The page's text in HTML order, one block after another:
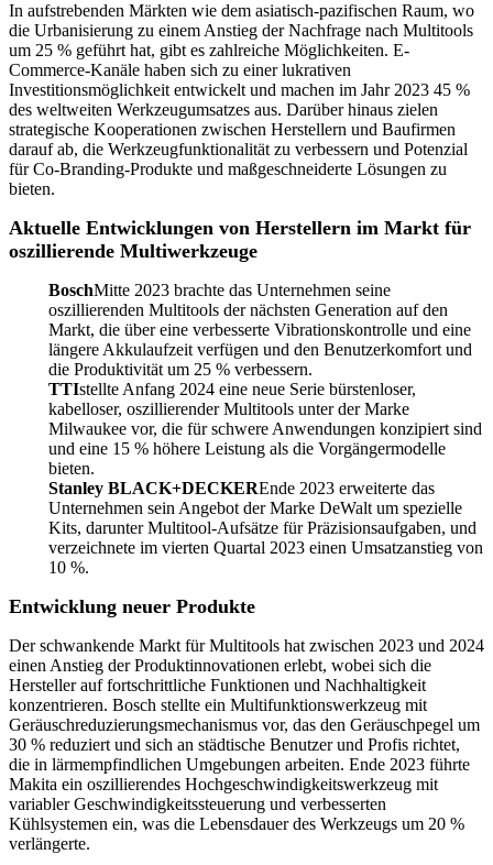
In aufstrebenden Märkten wie dem asiatisch-pazifischen Raum, wo
die Urbanisierung zu einem Anstieg der Nachfrage nach Multitools
um 25 % geführt hat, gibt es zahlreiche Möglichkeiten. E-
Commerce-Kanäle haben sich zu einer lukrativen
Investitionsmöglichkeit entwickelt und machen im Jahr 2023 45 %
des weltweiten Werkzeugumsatzes aus. Darüber hinaus zielen
strategische Kooperationen zwischen Herstellern und Baufirmen
darauf ab, die Werkzeugfunktionalität zu verbessern und Potenzial
für Co-Branding-Produkte und maßgeschneiderte Lösungen zu
bieten.
Aktuelle Entwicklungen von Herstellern im Markt für
oszillierende Multiwerkzeuge
BoschMitte 2023 brachte das Unternehmen seine
oszillierenden Multitools der nächsten Generation auf den
Markt, die über eine verbesserte Vibrationskontrolle und eine
längere Akkulaufzeit verfügen und den Benutzerkomfort und
die Produktivität um 25 % verbessern.
TTIstellte Anfang 2024 eine neue Serie bürstenloser,
kabelloser, oszillierender Multitools unter der Marke
Milwaukee vor, die für schwere Anwendungen konzipiert sind
und eine 15 % höhere Leistung als die Vorgängermodelle
bieten.
Stanley BLACK+DECKEREnde 2023 erweiterte das
Unternehmen sein Angebot der Marke DeWalt um spezielle
Kits, darunter Multitool-Aufsätze für Präzisionsaufgaben, und
verzeichnete im vierten Quartal 2023 einen Umsatzanstieg von
10 %.
Entwicklung neuer Produkte
Der schwankende Markt für Multitools hat zwischen 2023 und 2024
einen Anstieg der Produktinnovationen erlebt, wobei sich die
Hersteller auf fortschrittliche Funktionen und Nachhaltigkeit
konzentrieren. Bosch stellte ein Multifunktionswerkzeug mit
Geräuschreduzierungsmechanismus vor, das den Geräuschpegel um
30 % reduziert und sich an städtische Benutzer und Profis richtet,
die in lärmempfindlichen Umgebungen arbeiten. Ende 2023 führte
Makita ein oszillierendes Hochgeschwindigkeitswerkzeug mit
variabler Geschwindigkeitssteuerung und verbesserten
Kühlsystemen ein, was die Lebensdauer des Werkzeugs um 20 %
verlängerte.